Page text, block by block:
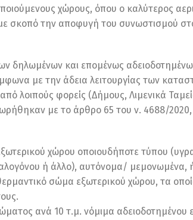
χώρους, όπου ο καλύτερος
σκοπό την αποφυγή του συνωστισμού
δηλωμένων και επομένως
με την άδεια λειτουργίας των
λοιπούς φορείς (Δήμους, Λιμενικά
με το άρθρο 65 του ν. 4688/2020,
χώρου οποιουδήποτε τύπου
ή άλλο), αυτόνομα/ μεμονωμένα,
σώμα εξωτερικού χώρου, τα
ανά 10 τ.μ. νόμιμα αδειοδοτημένου